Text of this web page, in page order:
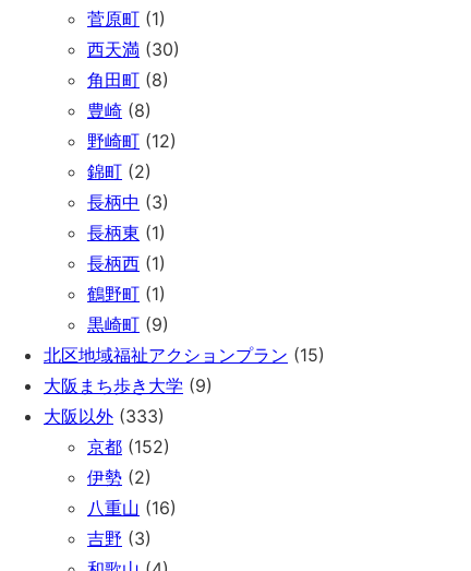
菅原町 (1)
西天満 (30)
角田町 (8)
豊崎 (8)
野崎町 (12)
錦町 (2)
長柄中 (3)
長柄東 (1)
長柄西 (1)
鶴野町 (1)
黒崎町 (9)
北区地域福祉アクションプラン (15)
大阪まち歩き大学 (9)
大阪以外 (333)
京都 (152)
伊勢 (2)
八重山 (16)
吉野 (3)